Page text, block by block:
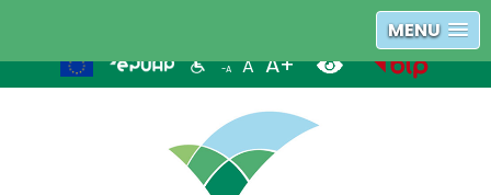
MENU
Książka teleadresowa
-A A A+